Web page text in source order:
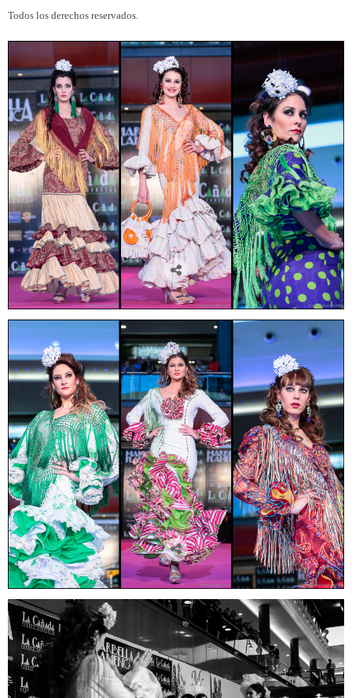
Todos los derechos reservados.